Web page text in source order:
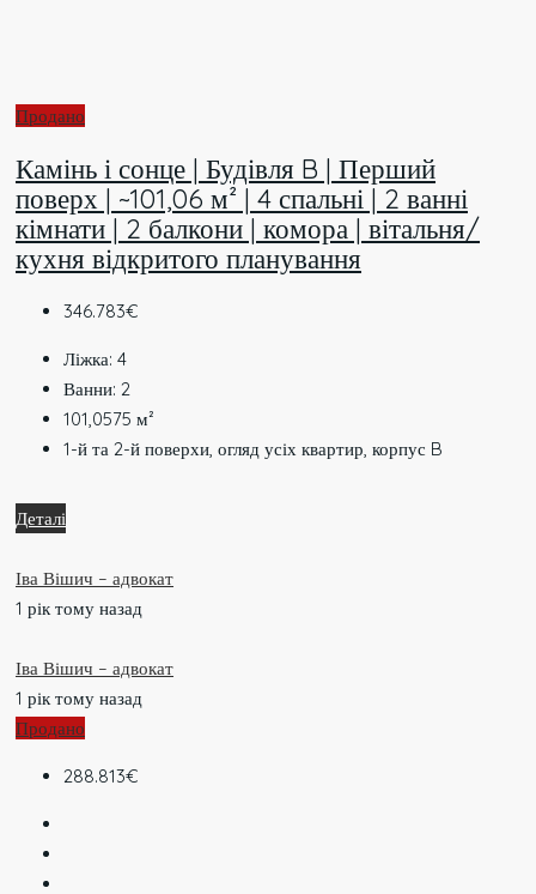
Продано
Камінь і сонце | Будівля B | Перший
поверх | ~101,06 м² | 4 спальні | 2 ванні
кімнати | 2 балкони | комора | вітальня/
кухня відкритого планування
346.783€
Ліжка: 4
Ванни: 2
101,0575 м²
1-й та 2-й поверхи, огляд усіх квартир, корпус B
Деталі
Іва Вішич – адвокат
1 рік тому назад
Іва Вішич – адвокат
1 рік тому назад
Продано
288.813€